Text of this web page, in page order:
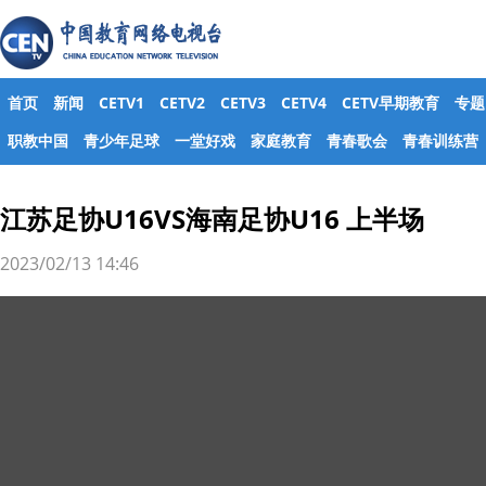
首页 新闻 CETV1 CETV2 CETV3 CETV4 CETV早期教育
专题
职教中国
青少年足球 一堂好戏 家庭教育 青春歌会 青春训练营
江苏足协U16VS海南足协U16 上半场
2023/02/13 14:46